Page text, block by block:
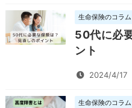
生命保険のコラム
50代に必
ント
2024/4/17
生命保険のコラム